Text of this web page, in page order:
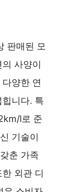
판매된 모
사양이
양한 연
니다. 특
l로 준
기술이
춘 가족
외관 디